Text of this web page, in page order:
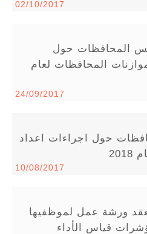
02/10/2017
المحافظات حول
المحافظات لعام
24/09/2017
حول اجراءات اعداد
10/08/2017
تعقد ورشة عمل لموظفيها
قياس الأداء